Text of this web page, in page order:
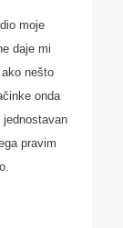
moje
daje mi
nešto
onda
pravim